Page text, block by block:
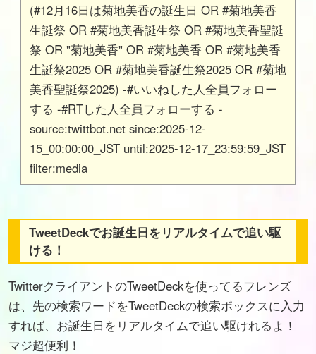
(#12月16日は菊地美香の誕生日 OR #菊地美香
生誕祭 OR #菊地美香誕生祭 OR #菊地美香聖誕
祭 OR "菊地美香" OR #菊地美香 OR #菊地美香
生誕祭2025 OR #菊地美香誕生祭2025 OR #菊地
美香聖誕祭2025) -#いいねした人全員フォロー
する -#RTした人全員フォローする -
source:twittbot.net since:2025-12-
15_00:00:00_JST until:2025-12-17_23:59:59_JST
filter:media
TweetDeckでお誕生日をリアルタイムで追い駆
ける！
TwitterクライアントのTweetDeckを使ってるフレンズ
は、先の検索ワードをTweetDeckの検索ボックスに入力
すれば、お誕生日をリアルタイムで追い駆けれるよ！
マジ超便利！